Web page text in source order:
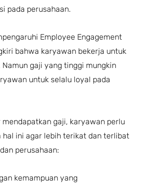
pada perusahaan.
Employee Engagement
bahwa karyawan bekerja untuk
gaji yang tinggi mungkin
untuk selalu loyal pada
mendapatkan gaji, karyawan perlu
hal ini agar lebih terikat dan terlibat
perusahaan:
kemampuan yang